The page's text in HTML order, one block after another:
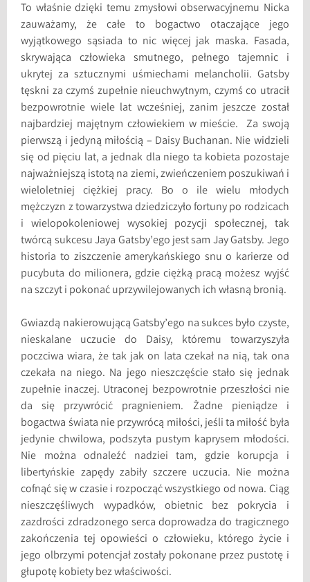
To właśnie dzięki temu zmysłowi obserwacyjnemu Nicka
zauważamy, że całe to bogactwo otaczające jego
wyjątkowego sąsiada to nic więcej jak maska. Fasada,
skrywająca człowieka smutnego, pełnego tajemnic i
ukrytej za sztucznymi uśmiechami melancholii. Gatsby
tęskni za czymś zupełnie nieuchwytnym, czymś co utracił
bezpowrotnie wiele lat wcześniej, zanim jeszcze został
najbardziej majętnym człowiekiem w mieście. Za swoją
pierwszą i jedyną miłością – Daisy Buchanan. Nie widzieli
się od pięciu lat, a jednak dla niego ta kobieta pozostaje
najważniejszą istotą na ziemi, zwieńczeniem poszukiwań i
wieloletniej ciężkiej pracy. Bo o ile wielu młodych
mężczyzn z towarzystwa dziedziczyło fortuny po rodzicach
i wielopokoleniowej wysokiej pozycji społecznej, tak
twórcą sukcesu Jaya Gatsby’ego jest sam Jay Gatsby. Jego
historia to ziszczenie amerykańskiego snu o karierze od
pucybuta do milionera, gdzie ciężką pracą możesz wyjść
na szczyt i pokonać uprzywilejowanych ich własną bronią.
Gwiazdą nakierowującą Gatsby’ego na sukces było czyste,
nieskalane uczucie do Daisy, któremu towarzyszyła
poczciwa wiara, że tak jak on lata czekał na nią, tak ona
czekała na niego. Na jego nieszczęście stało się jednak
zupełnie inaczej. Utraconej bezpowrotnie przeszłości nie
da się przywrócić pragnieniem. Żadne pieniądze i
bogactwa świata nie przywrócą miłości, jeśli ta miłość była
jedynie chwilowa, podszyta pustym kaprysem młodości.
Nie można odnaleźć nadziei tam, gdzie korupcja i
libertyńskie zapędy zabiły szczere uczucia. Nie można
cofnąć się w czasie i rozpocząć wszystkiego od nowa. Ciąg
nieszczęśliwych wypadków, obietnic bez pokrycia i
zazdrości zdradzonego serca doprowadza do tragicznego
zakończenia tej opowieści o człowieku, którego życie i
jego olbrzymi potencjał zostały pokonane przez pustotę i
głupotę kobiety bez właściwości.